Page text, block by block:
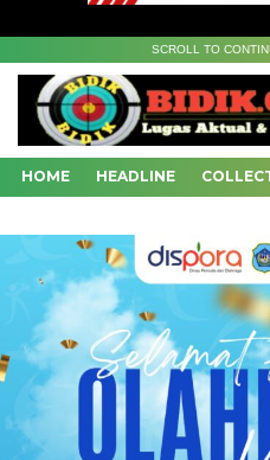
SCROLL TO
HOME HEADLINE